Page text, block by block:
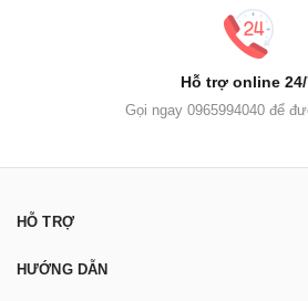
Hỗ trợ online
Gọi ngay 0965994040 để
HỖ TRỢ
HƯỚNG DẪN